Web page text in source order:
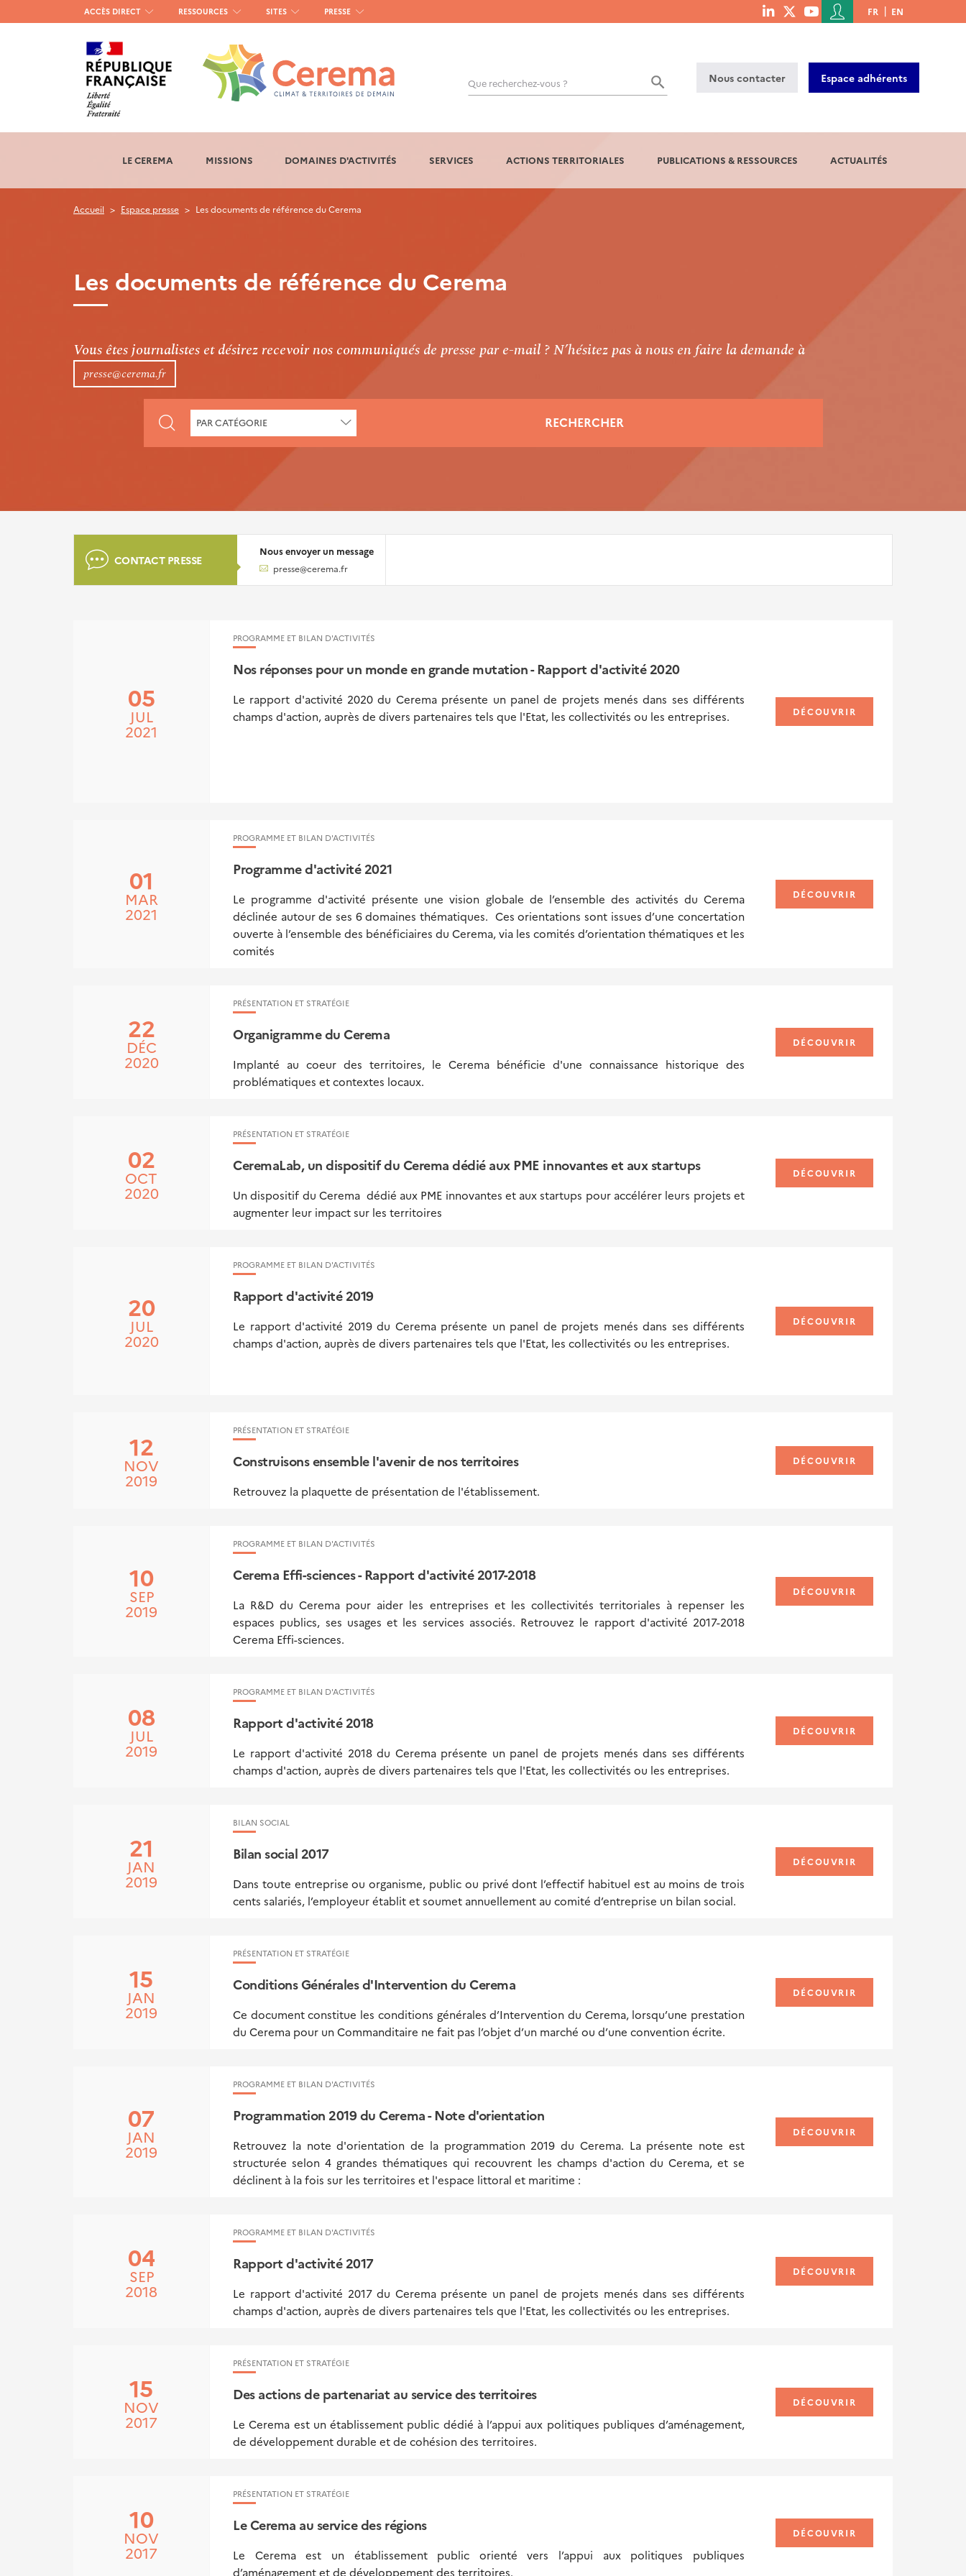
Menu
haut
gauche
ACCÈS DIRECT RESSOURCES SITES PRESSE
menu
Menu
du
de
l'utilisateur
FR EN
Que recherchez-vous ?
OK
Nous contacter Espace adhérents
LE CEREMA MISSIONS DOMAINES D'ACTIVITÉS SERVICES ACTIONS TERRITORIALES PUBLICATIONS & RESSOURCES ACTUALITÉS
Accueil Espace presse Les documents de référence du Cerema
Les documents de référence du Cerema
Vous êtes journalistes et désirez recevoir nos communiqués de presse par e-mail ? N’hésitez pas à nous en faire la demande à
presse@cerema.fr
PAR
PAR CATÉGORIE RECHERCHER
CONTACT PRESSE
Nous envoyer un message
presse@cerema.fr
05
JUL
2021
PROGRAMME ET BILAN D'ACTIVITÉS
Nos réponses pour un monde en grande mutation - Rapport d'activité 2020
Le rapport d'activité 2020 du Cerema présente un panel de projets menés dans ses différents
champs d'action, auprès de divers partenaires tels que l'Etat, les collectivités ou les entreprises.
DÉCOUVRIR
01
MAR
2021
PROGRAMME ET BILAN D'ACTIVITÉS
Programme d'activité 2021
Le programme d'activité présente une vision globale de l’ensemble des activités du Cerema
déclinée autour de ses 6 domaines thématiques. Ces orientations sont issues d’une concertation
ouverte à l’ensemble des bénéficiaires du Cerema, via les comités d’orientation thématiques et les
comités
DÉCOUVRIR
22
DÉC
2020
PRÉSENTATION ET STRATÉGIE
Organigramme du Cerema
Implanté au coeur des territoires, le Cerema bénéficie d'une connaissance historique des
problématiques et contextes locaux.
DÉCOUVRIR
02
OCT
2020
PRÉSENTATION ET STRATÉGIE
CeremaLab, un dispositif du Cerema dédié aux PME innovantes et aux startups
Un dispositif du Cerema dédié aux PME innovantes et aux startups pour accélérer leurs projets et
augmenter leur impact sur les territoires
DÉCOUVRIR
20
JUL
2020
PROGRAMME ET BILAN D'ACTIVITÉS
Rapport d'activité 2019
Le rapport d'activité 2019 du Cerema présente un panel de projets menés dans ses différents
champs d'action, auprès de divers partenaires tels que l'Etat, les collectivités ou les entreprises.
DÉCOUVRIR
12
NOV
2019
PRÉSENTATION ET STRATÉGIE
Construisons ensemble l'avenir de nos territoires
Retrouvez la plaquette de présentation de l'établissement.
DÉCOUVRIR
10
SEP
2019
PROGRAMME ET BILAN D'ACTIVITÉS
Cerema Effi-sciences - Rapport d'activité 2017-2018
La R&D du Cerema pour aider les entreprises et les collectivités territoriales à repenser les
espaces publics, ses usages et les services associés. Retrouvez le rapport d'activité 2017-2018
Cerema Effi-sciences.
DÉCOUVRIR
08
JUL
2019
PROGRAMME ET BILAN D'ACTIVITÉS
Rapport d'activité 2018
Le rapport d'activité 2018 du Cerema présente un panel de projets menés dans ses différents
champs d'action, auprès de divers partenaires tels que l'Etat, les collectivités ou les entreprises.
DÉCOUVRIR
21
JAN
2019
BILAN SOCIAL
Bilan social 2017
Dans toute entreprise ou organisme, public ou privé dont l’effectif habituel est au moins de trois
cents salariés, l’employeur établit et soumet annuellement au comité d’entreprise un bilan social.
DÉCOUVRIR
15
JAN
2019
PRÉSENTATION ET STRATÉGIE
Conditions Générales d'Intervention du Cerema
Ce document constitue les conditions générales d’Intervention du Cerema, lorsqu’une prestation
du Cerema pour un Commanditaire ne fait pas l’objet d’un marché ou d’une convention écrite.
DÉCOUVRIR
07
JAN
2019
PROGRAMME ET BILAN D'ACTIVITÉS
Programmation 2019 du Cerema - Note d'orientation
Retrouvez la note d'orientation de la programmation 2019 du Cerema. La présente note est
structurée selon 4 grandes thématiques qui recouvrent les champs d'action du Cerema, et se
déclinent à la fois sur les territoires et l'espace littoral et maritime :
DÉCOUVRIR
04
SEP
2018
PROGRAMME ET BILAN D'ACTIVITÉS
Rapport d'activité 2017
Le rapport d'activité 2017 du Cerema présente un panel de projets menés dans ses différents
champs d'action, auprès de divers partenaires tels que l'Etat, les collectivités ou les entreprises.
DÉCOUVRIR
15
NOV
2017
PRÉSENTATION ET STRATÉGIE
Des actions de partenariat au service des territoires
Le Cerema est un établissement public dédié à l’appui aux politiques publiques d’aménagement,
de développement durable et de cohésion des territoires.
DÉCOUVRIR
10
NOV
2017
PRÉSENTATION ET STRATÉGIE
Le Cerema au service des régions
Le Cerema est un établissement public orienté vers l’appui aux politiques publiques
d’aménagement et de développement des territoires.
DÉCOUVRIR